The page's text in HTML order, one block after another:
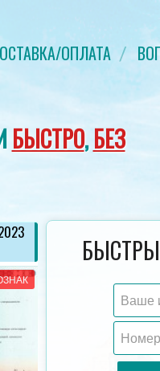
ОПЛАТА
БЫСТРО,БЕЗ
ДИПЛОМ